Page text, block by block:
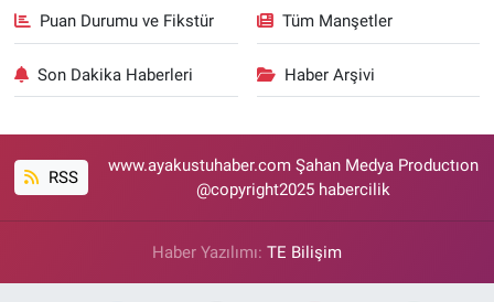
Puan Durumu ve Fikstür Tüm Manşetler
Son Dakika Haberleri Haber Arşivi
RSS
www.ayakustuhaber.com Şahan Medya Productıon
@copyright2025 habercilik
Haber Yazılımı: TE Bilişim